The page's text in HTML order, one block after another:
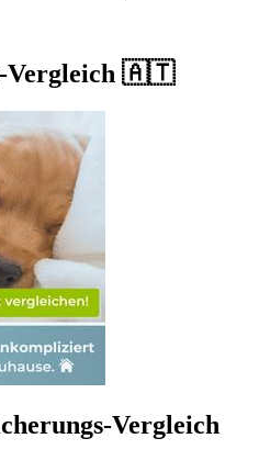
Vergleich 🇦🇹
Vergleich